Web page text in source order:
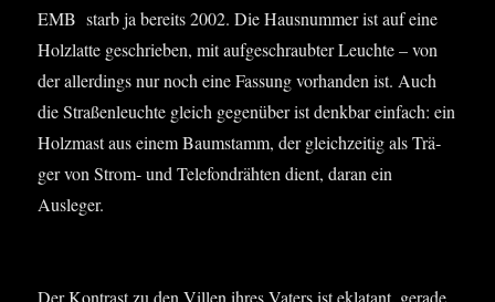
EMB starb ja bereits 2002. Die Haus­num­mer ist auf eine
Holz­lat­te geschrie­ben, mit auf­ge­schraub­ter Leuch­te – von
der aller­dings nur noch eine Fas­sung vor­han­den ist. Auch
die Stra­ßen­leuch­te gleich gegen­über ist denk­bar ein­fach: ein
Holz­mast aus einem Baum­stamm, der gleich­zei­tig als Trä­
ger von Strom- und Tele­fon­dräh­ten dient, dar­an ein
Ausleger.
Der Kon­trast zu den Vil­len ihres Vaters ist ekla­tant, gera­de